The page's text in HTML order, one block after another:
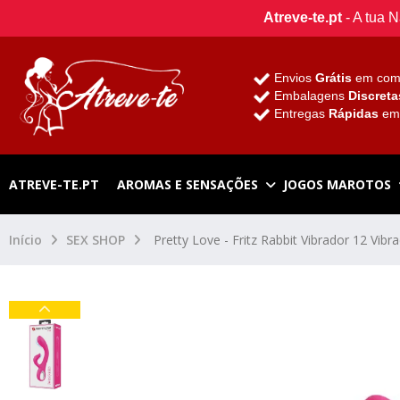
Atreve-te.pt- A tua
Envios Grátis em
Embalagens
Entregas Rápidas em
ATREVE-TE.PT AROMAS E SENSAÇÕES JOGOS MAROTOS
Início SEX SHOP Pretty Love - Fritz Rabbit Vibrador 12